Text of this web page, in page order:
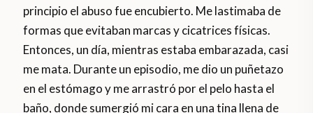
principio el abuso fue encubierto. Me lastimaba de
formas que evitaban marcas y cicatrices físicas.
Entonces, un día, mientras estaba embarazada, casi
me mata. Durante un episodio, me dio un puñetazo
en el estómago y me arrastró por el pelo hasta el
baño, donde sumergió mi cara en una tina llena de